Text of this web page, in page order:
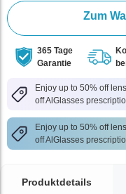
Zum
365 Tage
Garantie
Enjoy up to 50% off
off AlGlasses
Enjoy up to 50% off
off AlGlasses
Produktdetails